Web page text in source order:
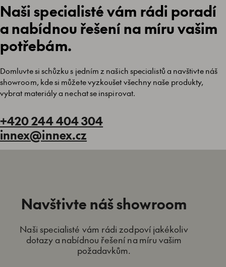
Naši specialisté vám rádi poradí
a nabídnou řešení na míru vašim
potřebám.
Domluvte si schůzku s jedním z našich specialistů a navštivte náš
showroom, kde si můžete vyzkoušet všechny naše produkty,
vybrat materiály a nechat se inspirovat.
+420 244 404 304
innex@innex.cz
Navštivte náš showroom
Naši specialisté vám rádi zodpoví jakékoliv
dotazy a nabídnou řešení na míru vašim
požadavkům.